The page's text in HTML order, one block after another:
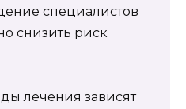
специалистов
снизить риск
лечения зависят